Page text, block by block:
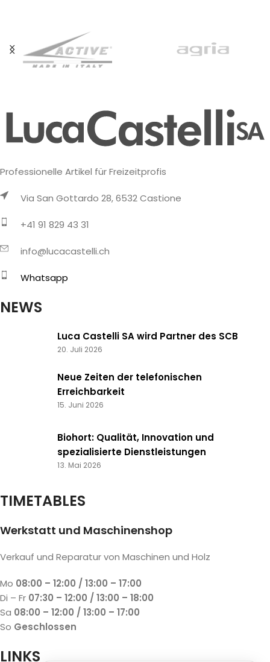
überarbeitet,
Professionelle Artikel für Freizeitprofis
Via San Gottardo 28, 6532 Castione
+41 91 829 43 31
info@lucacastelli.ch
Whatsapp
NEWS
Luca Castelli SA wird Partner des SCB
20. Juli 2026
Neue Zeiten der telefonischen
Erreichbarkeit
15. Juni 2026
Biohort: Qualität, Innovation und
spezialisierte Dienstleistungen
13. Mai 2026
TIMETABLES
Werkstatt und Maschinenshop
Verkauf und Reparatur von Maschinen und Holz
Mo 08:00 – 12:00 / 13:00 – 17:00
Di – Fr 07:30 – 12:00 / 13:00 – 18:00
Sa 08:00 – 12:00 / 13:00 – 17:00
So Geschlossen
LINKS